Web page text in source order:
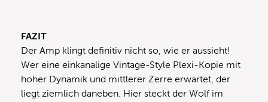
FAZIT
Der Amp klingt definitiv nicht so, wie er aussieht!
Wer eine einkanalige Vintage-Style Plexi-Kopie mit
hoher Dynamik und mittlerer Zerre erwartet, der
liegt ziemlich daneben. Hier steckt der Wolf im